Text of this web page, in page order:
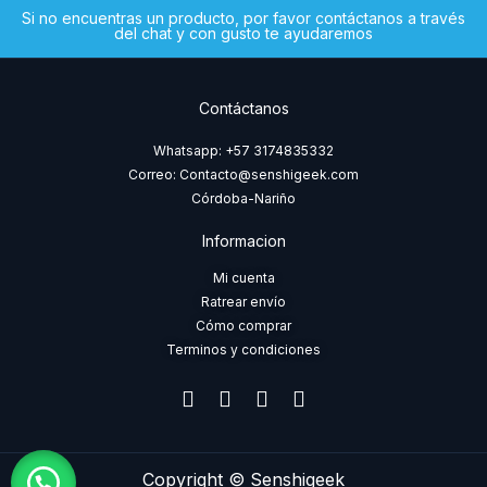
Si no encuentras un producto, por favor contáctanos a través
del chat y con gusto te ayudaremos
Contáctanos
Whatsapp: +57 3174835332
Correo: Contacto@senshigeek.com
Córdoba-Nariño
Informacion
Mi cuenta
Ratrear envío
Cómo comprar
Terminos y condiciones
F
a
e
b
I
n
t
a
T
i
t
o
W
h
t
s
Copyright © Senshigeek